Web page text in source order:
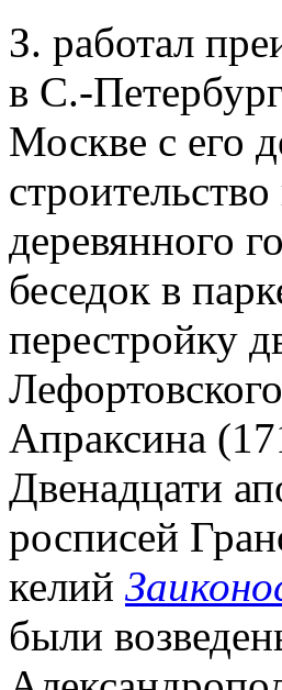
З. работал
в С.-
Москве с его
деревянного
беседок в
перестройку
Апраксина
Двенадцати
росписей
келий
были